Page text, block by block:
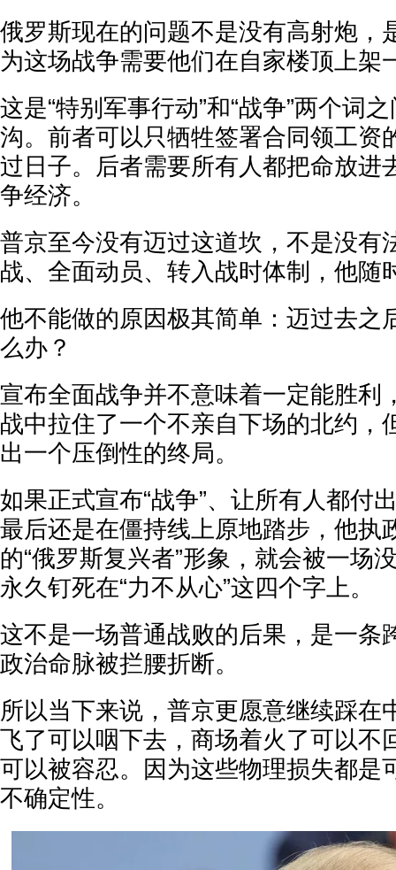
俄罗斯现在的问题不是没有高射炮，
为这场战争需要他们在自家楼顶上架
这是“特别军事行动”和“战争”两个词
沟。前者可以只牺牲签署合同领工资
过日子。后者需要所有人都把命放进
争经济。
普京至今没有迈过这道坎，不是没有
战、全面动员、转入战时体制，他随
他不能做的原因极其简单：迈过去之
么办？
宣布全面战争并不意味着一定能胜利
战中拉住了一个不亲自下场的北约，
出一个压倒性的终局。
如果正式宣布“战争”、让所有人都付
最后还是在僵持线上原地踏步，他执
的“俄罗斯复兴者”形象，就会被一场
永久钉死在“力不从心”这四个字上。
这不是一场普通战败的后果，是一条
政治命脉被拦腰折断。
所以当下来说，普京更愿意继续踩在
飞了可以咽下去，商场着火了可以不
可以被容忍。因为这些物理损失都是
不确定性。